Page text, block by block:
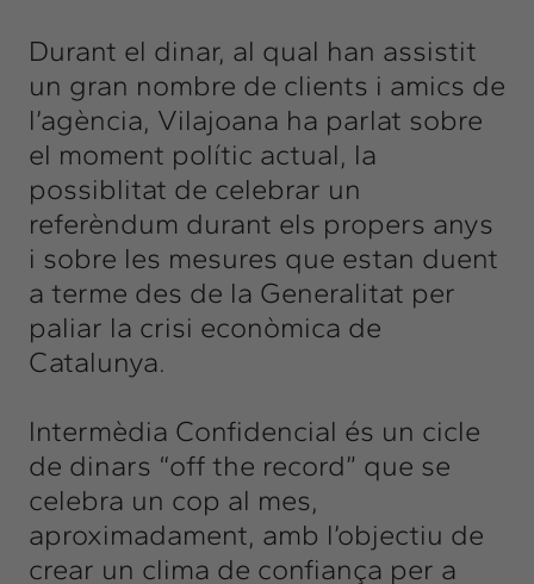
Durant el dinar, al qual han assistit
un gran nombre de clients i amics de
l’agència, Vilajoana ha parlat sobre
el moment polític actual, la
possiblitat de celebrar un
referèndum durant els propers anys
i sobre les mesures que estan duent
a terme des de la Generalitat per
paliar la crisi econòmica de
Catalunya.
Intermèdia Confidencial és un cicle
de dinars “off the record” que se
celebra un cop al mes,
aproximadament, amb l’objectiu de
crear un clima de confiança per a